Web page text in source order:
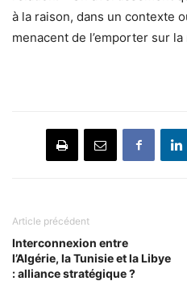
à la raison, dans un contexte
menacent de l’emporter sur
Article précédent
Interconnexion entre
l’Algérie, la Tunisie et la Libye
: alliance stratégique ?